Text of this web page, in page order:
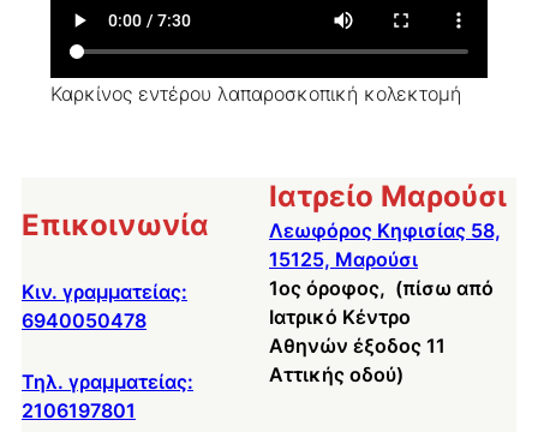
Καρκίνος εντέρου λαπαροσκοπική κολεκτομή
Επικοινωνία
Κιν. γραμματείας:
6940050478
Τηλ. γραμματείας:
2106197801
Ιατρείο Μαρούσι
Λεωφόρος Κηφισίας 58,
15125, Μαρούσι
1ος όροφος, (πίσω από
Ιατρικό Κέντρο
Αθηνών έξοδος 11
Αττικής οδού)